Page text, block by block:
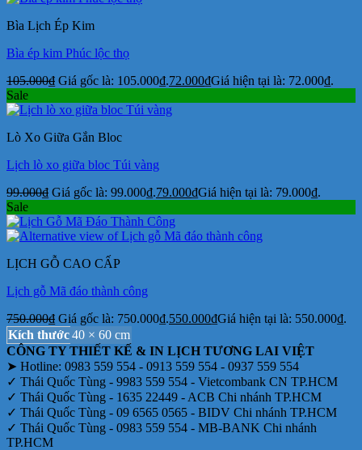
Bìa Lịch Ép Kim
Bìa ép kim Phúc lộc thọ
105.000₫ Giá gốc là: 105.000₫.72.000₫Giá hiện tại là: 72.000₫.
Sale
Lò Xo Giữa Gắn Bloc
Lịch lò xo giữa bloc Túi vàng
99.000₫ Giá gốc là: 99.000₫.79.000₫Giá hiện tại là: 79.000₫.
Sale
LỊCH GỖ CAO CẤP
Lịch gỗ Mã đáo thành công
750.000₫ Giá gốc là: 750.000₫.550.000₫Giá hiện tại là: 550.000₫.
Kích thước40 × 60 cm
CÔNG TY THIẾT KẾ & IN LỊCH TƯƠNG LAI VIỆT
➤ Hotline: 0983 559 554 - 0913 559 554 - 0937 559 554
✓ Thái Quốc Tùng - 9983 559 554 - Vietcombank CN TP.HCM
✓ Thái Quốc Tùng - 1635 22449 - ACB Chi nhánh TP.HCM
✓ Thái Quốc Tùng - 09 6565 0565 - BIDV Chi nhánh TP.HCM
✓ Thái Quốc Tùng - 0983 559 554 - MB-BANK Chi nhánh
TP.HCM